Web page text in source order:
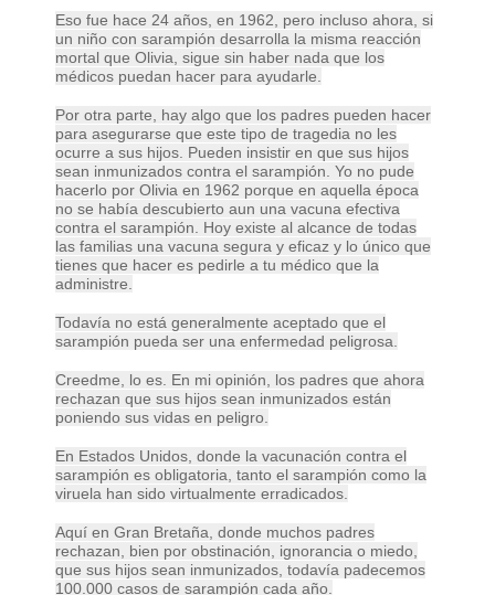
Eso fue hace 24 años, en 1962, pero incluso ahora, si
un niño con sarampión desarrolla la misma reacción
mortal que Olivia, sigue sin haber nada que los
médicos puedan hacer para ayudarle.
Por otra parte, hay algo que los padres pueden hacer
para asegurarse que este tipo de tragedia no les
ocurre a sus hijos. Pueden insistir en que sus hijos
sean inmunizados contra el sarampión. Yo no pude
hacerlo por Olivia en 1962 porque en aquella época
no se había descubierto aun una vacuna efectiva
contra el sarampión. Hoy existe al alcance de todas
las familias una vacuna segura y eficaz y lo único que
tienes que hacer es pedirle a tu médico que la
administre.
Todavía no está generalmente aceptado que el
sarampión pueda ser una enfermedad peligrosa.
Creedme, lo es. En mi opinión, los padres que ahora
rechazan que sus hijos sean inmunizados están
poniendo sus vidas en peligro.
En Estados Unidos, donde la vacunación contra el
sarampión es obligatoria, tanto el sarampión como la
viruela han sido virtualmente erradicados.
Aquí en Gran Bretaña, donde muchos padres
rechazan, bien por obstinación, ignorancia o miedo,
que sus hijos sean inmunizados, todavía padecemos
100.000 casos de sarampión cada año.